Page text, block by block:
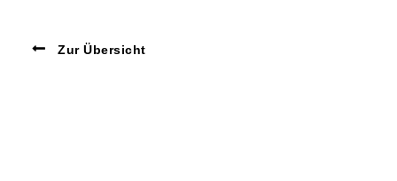
Zur Übersicht